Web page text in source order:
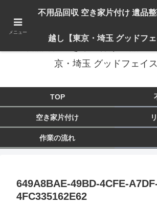
出張対応エリア：埼玉県 入間市 狭山市 飯能市 所沢市
京・埼玉 グッドフェイス
TOP
空き家片付け
作業の流れ
649A8BAE-49BD-4CFE-
4FC335162E62
メニュー
不用品回収 空き家片付け 遺品
越し【東京・埼玉 グッドフェ